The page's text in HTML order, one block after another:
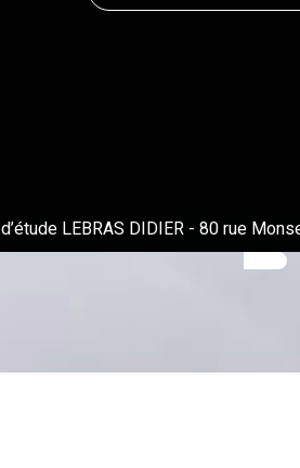
LEBRAS DIDIER - 80 rue